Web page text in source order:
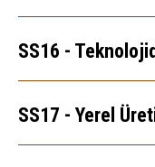
SS16 -
SS17 - Yerel